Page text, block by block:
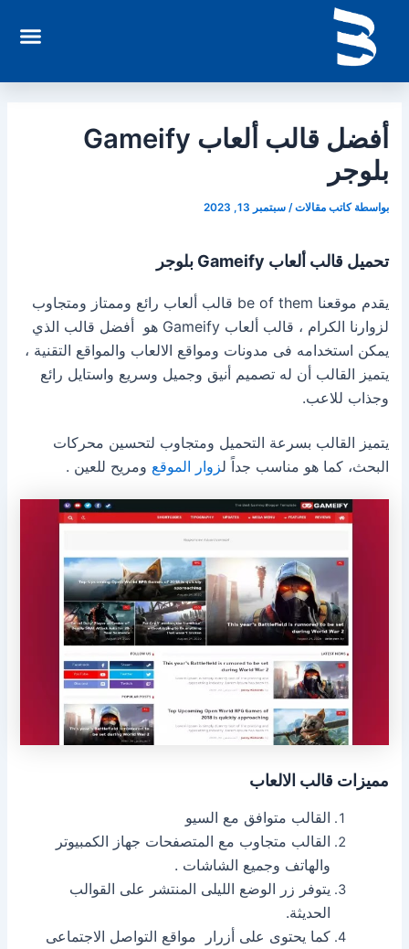
المحتوى
أفضل قالب ألعاب Gameify
بلوجر
بواسطة كاتب مقالات/سبتمبر 13, 2023
تحميل قالب ألعاب Gameify بلوجر
يقدم موقعنا be of them قالب ألعاب رائع وممتاز ومتجاوب
لزوارنا الكرام ، قالب ألعاب Gameify هو أفضل قالب الذي
يمكن استخدامه فى مدونات ومواقع الالعاب والمواقع التقنية ،
يتميز القالب أن له تصميم أنيق وجميل وسريع واستايل رائع
وجذاب للاعب.
يتميز القالب بسرعة التحميل ومتجاوب لتحسين محركات
البحث، كما هو مناسب جداً لزوار الموقع ومريح للعين .
مميزات قالب الالعاب
القالب متوافق مع السيو
القالب متجاوب مع المتصفحات جهاز الكمبيوتر
والهاتف وجميع الشاشات .
يتوفر زر الوضع الليلى المنتشر على القوالب
الحديثة.
كما يحتوى على أزرار مواقع التواصل الاجتماعى